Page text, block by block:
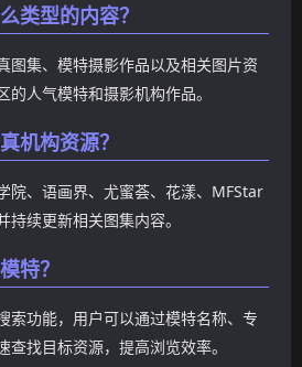
类型的内容？
图集、模特摄影作品以及相关图片资
人气模特和摄影机构作品。
机构资源？
院、语画界、尤蜜荟、花漾、MFStar
续更新相关图集内容。
特？
索功能，用户可以通过模特名称、专
找目标资源，提高浏览效率。